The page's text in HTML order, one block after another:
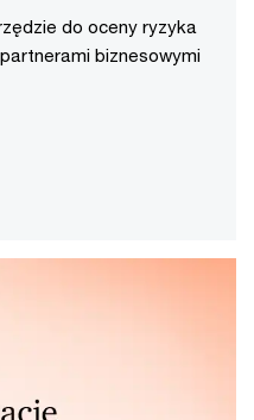
do oceny ryzyka
biznesowymi